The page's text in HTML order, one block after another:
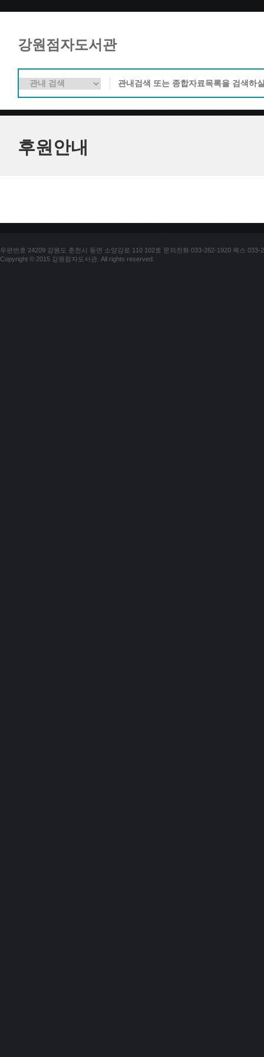
강원점자도서관
후원안내
우편번호 24209 강원도 춘천시 동면 소양강로 110 102호 문의전화 033-262-1920 팩스 033-
Copyright © 2015 강원점자도서관. All rights reserved.